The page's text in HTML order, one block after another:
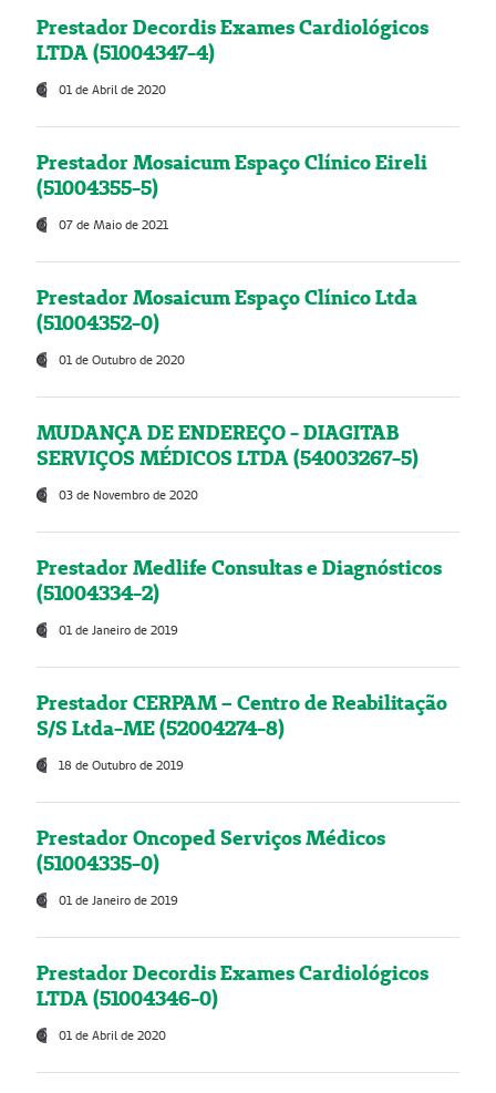
Prestador Decordis Exames Cardiológicos
LTDA (51004347-4)
01 de Abril de 2020
Prestador Mosaicum Espaço Clínico Eireli
(51004355-5)
07 de Maio de 2021
Prestador Mosaicum Espaço Clínico Ltda
(51004352-0)
01 de Outubro de 2020
MUDANÇA DE ENDEREÇO - DIAGITAB
SERVIÇOS MÉDICOS LTDA (54003267-5)
03 de Novembro de 2020
Prestador Medlife Consultas e Diagnósticos
(51004334-2)
01 de Janeiro de 2019
Prestador CERPAM – Centro de Reabilitação
S/S Ltda-ME (52004274-8)
18 de Outubro de 2019
Prestador Oncoped Serviços Médicos
(51004335-0)
01 de Janeiro de 2019
Prestador Decordis Exames Cardiológicos
LTDA (51004346-0)
01 de Abril de 2020